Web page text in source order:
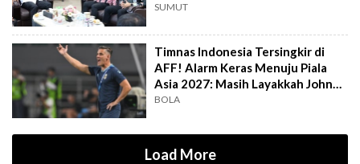
SUMUT
Timnas Indonesia Tersingkir di
AFF! Alarm Keras Menuju Piala
Asia 2027: Masih Layakkah John
Herdman?
BOLA
Load More